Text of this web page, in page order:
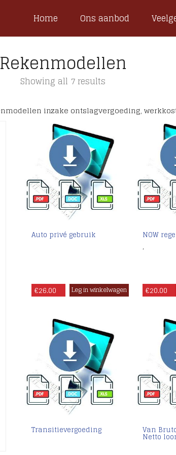
Home Ons aanbod
Rekenmodellen
Showing all 7 results
inzake ontslagvergoeding,
Auto privé gebruik
€26.00
NOW
,
€20.00
Transitievergoeding Van
Netto